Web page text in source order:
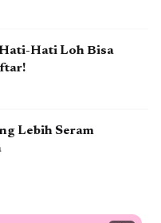
Hati Loh Bisa
Lebih Seram